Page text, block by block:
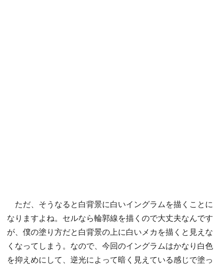
ただ、そうなると白背景に白いイングラムを描くことに
なりますよね。セルなら輪郭線を描くので大丈夫なんです
が、僕の塗り方だと白背景の上に白いメカを描くと見えな
くなってしまう。なので、今回のイングラムはかなり白色
を抑えめにして、逆光によって暗く見えている感じで塗っ